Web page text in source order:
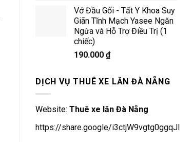
Vớ Đầu Gối - Tất Y Khoa Suy
Giãn Tĩnh Mạch Yasee Ngăn
Ngừa và Hỗ Trợ Điều Trị (1
chiếc)
190.000 ₫
DỊCH VỤ THUÊ XE LĂN ĐÀ NẴNG
Website: Thuê xe lăn Đà Nẵng
https://share.google/i3ctjW9vgtg0ggqJl